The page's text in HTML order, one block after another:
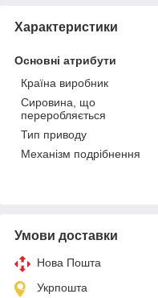
Характеристики
Основні атрибути
Країна виробник
Сировина, що
переробляється
Тип приводу
Механізм подрібнення
Умови доставки
Нова Пошта
Укрпошта